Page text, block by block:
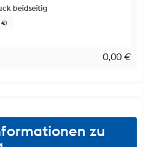
beidseitig
€)
0,00 €
zu